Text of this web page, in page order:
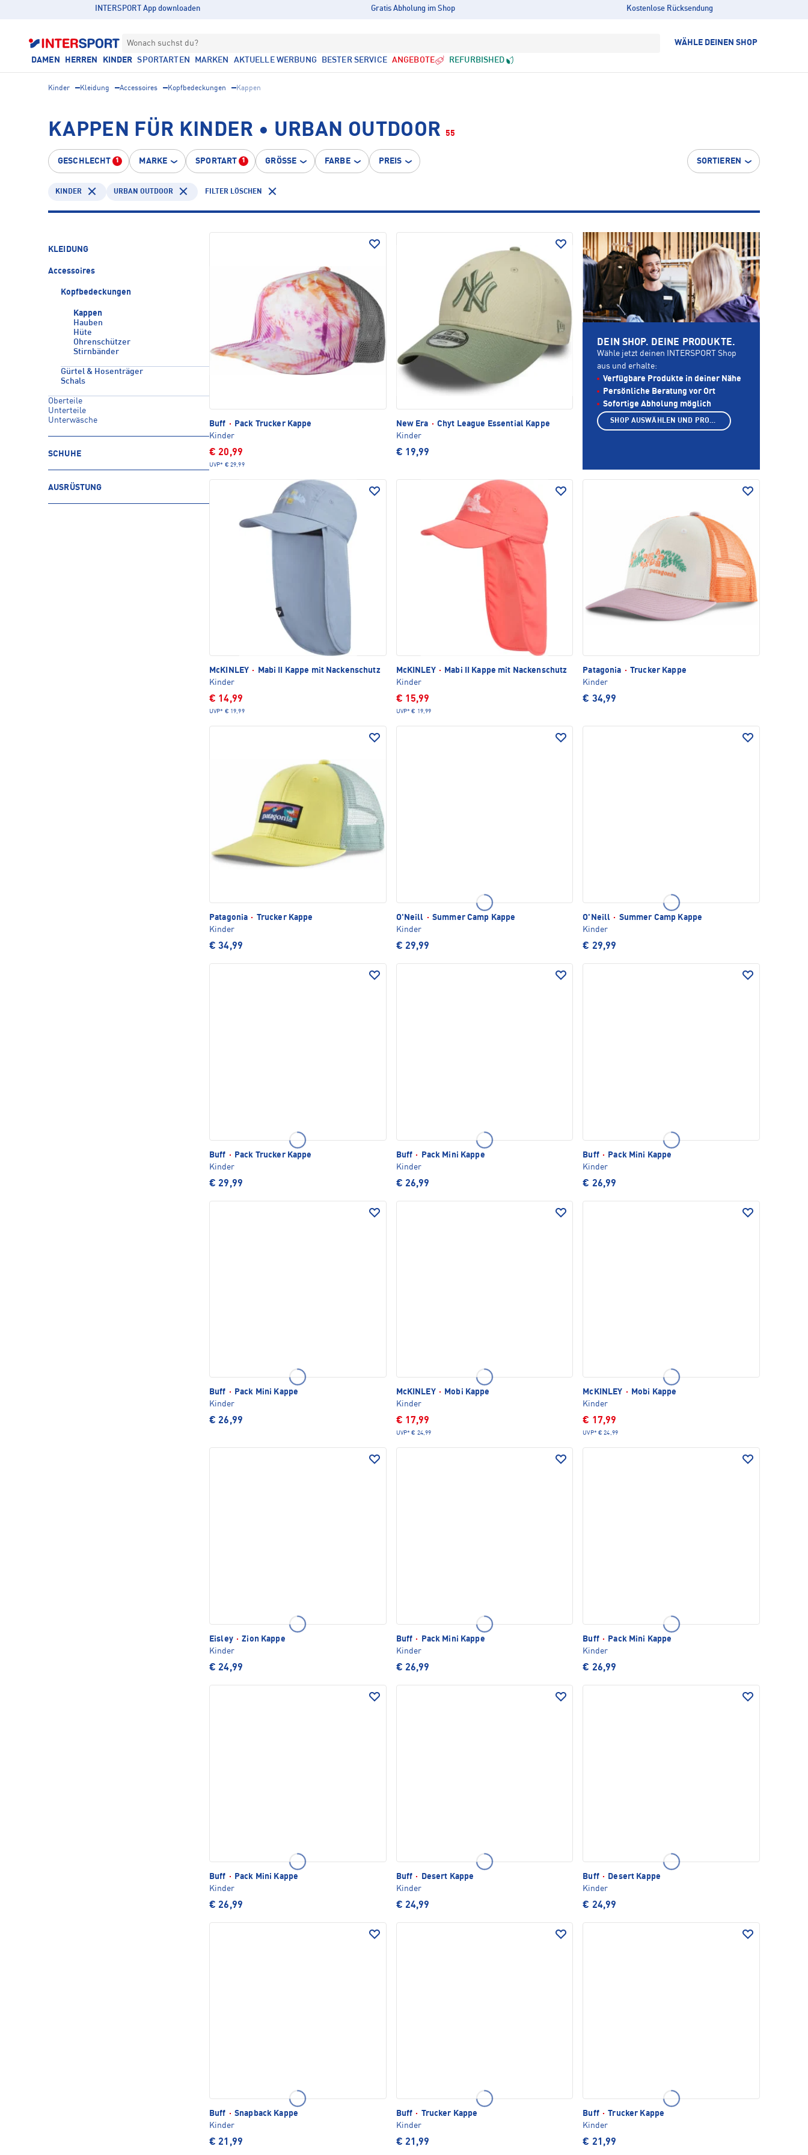
INTERSPORT App downloaden Gratis Abholung im Shop Kostenlose Rücksendung
Wonach suchst du? WÄHLE DEINEN SHOP
DAMEN HERREN KINDER SPORTARTEN MARKEN AKTUELLE WERBUNG BESTER SERVICE ANGEBOTE REFURBISHED
Kinder Kleidung Accessoires Kopfbedeckungen Kappen
KAPPEN FÜR KINDER • URBAN OUTDOOR 55
GESCHLECHT 1 MARKE SPORTART 1 GRÖSSE FARBE PREIS SORTIEREN
KINDER URBAN OUTDOOR FILTER LÖSCHEN
KLEIDUNG
Accessoires
Kopfbedeckungen
Kappen
Hauben
Hüte
Ohrenschützer
Stirnbänder
Gürtel & Hosenträger
Schals
Oberteile
Unterteile
Unterwäsche
SCHUHE
AUSRÜSTUNG
Buff ·
Pack Trucker Kappe
Kinder
€ 20,99
UVP* € 29,99
New Era · Chyt League Essential Kappe
Kinder
€ 19,99
McKINLEY ·
Mabi II Kappe mit Nackenschutz
Kinder
€ 14,99
UVP* € 19,99
McKINLEY ·
Mabi II Kappe mit Nackenschutz
Kinder
€ 15,99
UVP* € 19,99
Patagonia · Trucker Kappe
Kinder
€ 34,99
Patagonia · Trucker Kappe
Kinder
€ 34,99
O'Neill · Summer Camp Kappe
Kinder
€ 29,99
O'Neill · Summer Camp Kappe
Kinder
€ 29,99
Buff ·
Pack Trucker Kappe
Kinder
€ 29,99
Buff ·
Pack Mini Kappe
Kinder
€ 26,99
Buff ·
Pack Mini Kappe
Kinder
€ 26,99
Buff ·
Pack Mini Kappe
Kinder
€ 26,99
McKINLEY ·
Mobi Kappe
Kinder
€ 17,99
UVP* € 24,99
McKINLEY ·
Mobi Kappe
Kinder
€ 17,99
UVP* € 24,99
Eisley · Zion Kappe
Kinder
€ 24,99
Buff ·
Pack Mini Kappe
Kinder
€ 26,99
Buff ·
Pack Mini Kappe
Kinder
€ 26,99
Buff ·
Pack Mini Kappe
Kinder
€ 26,99
Buff ·
Desert Kappe
Kinder
€ 24,99
Buff ·
Desert Kappe
Kinder
€ 24,99
Buff · Snapback Kappe
Kinder
€ 21,99
Buff · Trucker Kappe
Kinder
€ 21,99
Buff · Trucker Kappe
Kinder
€ 21,99
DEIN SHOP. DEINE PRODUKTE.
Wähle jetzt deinen INTERSPORT Shop
aus und erhalte:
Verfügbare Produkte in deiner Nähe
Persönliche Beratung vor Ort
Sofortige Abholung möglich
SHOP AUSWÄHLEN UND PRODUKTE ANZEIGEN